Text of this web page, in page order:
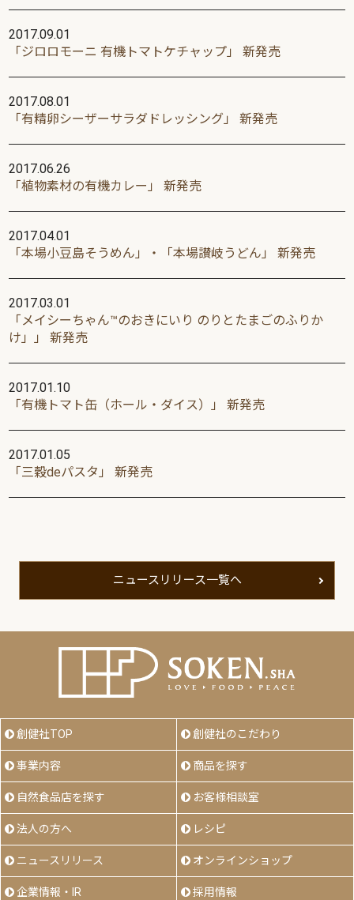
2017.09.01
「ジロロモーニ 有機トマトケチャップ」 新発売
2017.08.01
「有精卵シーザーサラダドレッシング」 新発売
2017.06.26
「植物素材の有機カレー」 新発売
2017.04.01
「本場小豆島そうめん」・「本場讃岐うどん」 新発売
2017.03.01
「メイシーちゃん™のおきにいり のりとたまごのふりか
け」」 新発売
2017.01.10
「有機トマト缶（ホール・ダイス）」 新発売
2017.01.05
「三穀deパスタ」 新発売
ニュースリリース一覧へ
創健社TOP 創健社のこだわり
事業内容 商品を探す
自然食品店を探す お客様相談室
法人の方へ レシピ
ニュースリリース オンラインショップ
企業情報・IR 採用情報